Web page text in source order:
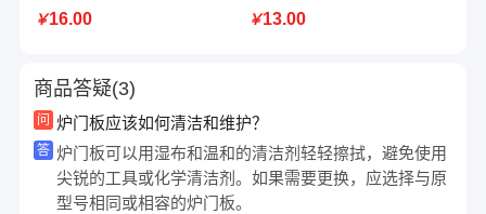
￥16.00 ￥13.00
商品答疑(3)
问 炉门板应该如何清洁和维护？
答 炉门板可以用湿布和温和的清洁剂轻轻擦拭，避免使用
尖锐的工具或化学清洁剂。如果需要更换，应选择与原
型号相同或相容的炉门板。